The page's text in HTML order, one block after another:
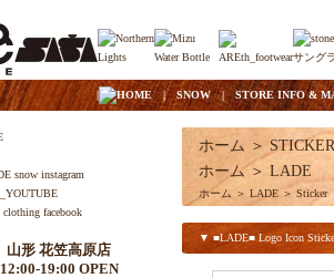
| HOME|SNOW| STORE INFO &
山形 花笠高原店
12:00-19:00 OPEN
ホーム ＞
ホーム ＞ LADE
ホーム ＞ LADE ＞ Sticker
▼ ■LADE■ Logo Icon